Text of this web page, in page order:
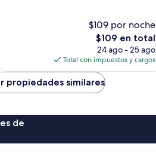
$109 por noche
El
precio
actual
es
de
$109
$109 en total
24 ago - 25 ago
Total con impuestos y cargos
propiedades similares
de